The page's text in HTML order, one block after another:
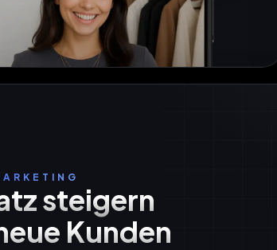
steigern
Kunden